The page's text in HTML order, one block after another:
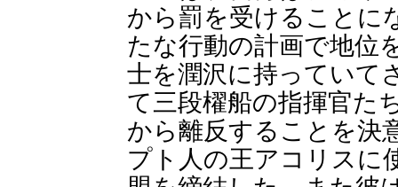
から罰を受けることに
たな行動の計画で地位
士を潤沢に持っていて
て三段櫂船の指揮官た
から離反することを決
プト人の王アコリスに